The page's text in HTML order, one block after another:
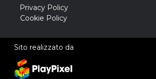
Privacy Policy
Cookie Policy
Sito realizzato da